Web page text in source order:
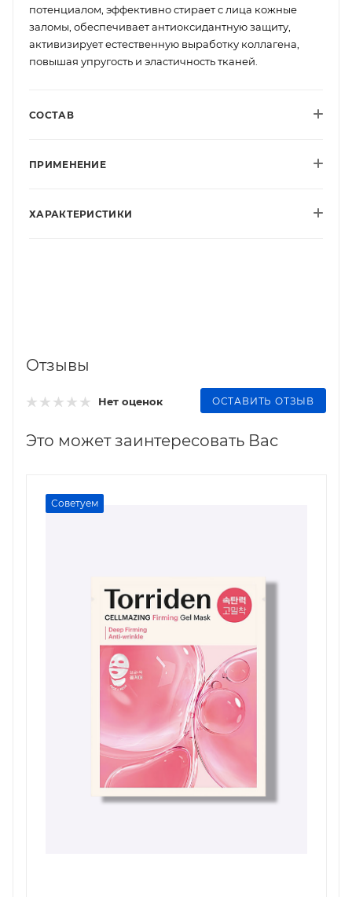
потенциалом, эффективно стирает с лица кожные
заломы, обеспечивает антиоксидантную защиту,
активизирует естественную выработку коллагена,
повышая упругость и эластичность тканей.
СОСТАВ
ПРИМЕНЕНИЕ
ХАРАКТЕРИСТИКИ
Отзывы
Нет оценок ОСТАВИТЬ ОТЗЫВ
Это может заинтересовать Вас
Советуем